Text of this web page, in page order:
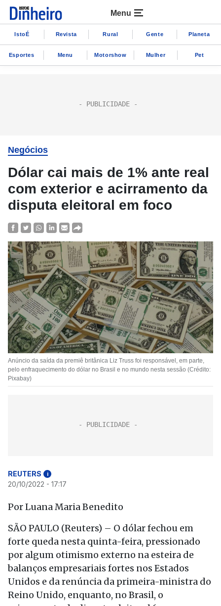
Menu
IstoÉ Revista Rural Gente Planeta
Esportes Menu Motorshow Mulher Pet
Negócios
Dólar cai mais de 1% ante real
com exterior e acirramento da
disputa eleitoral em foco
Anúncio da saída da premiê britânica Liz Truss foi responsável, em parte,
pelo enfraquecimento do dólar no Brasil e no mundo nesta sessão (Crédito:
Pixabay)
REUTERS i
20/10/2022 - 17:17
Por Luana Maria Benedito
SÃO PAULO (Reuters) – O dólar fechou em
forte queda nesta quinta-feira, pressionado
por algum otimismo externo na esteira de
balanços empresariais fortes nos Estados
Unidos e da renúncia da primeira-ministra do
Reino Unido, enquanto, no Brasil, o